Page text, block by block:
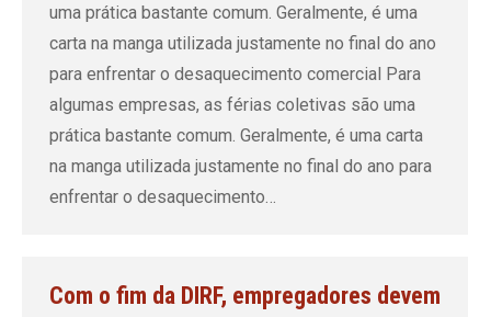
uma prática bastante comum. Geralmente, é uma
carta na manga utilizada justamente no final do ano
para enfrentar o desaquecimento comercial Para
algumas empresas, as férias coletivas são uma
prática bastante comum. Geralmente, é uma carta
na manga utilizada justamente no final do ano para
enfrentar o desaquecimento…
Com o fim da DIRF, empregadores devem